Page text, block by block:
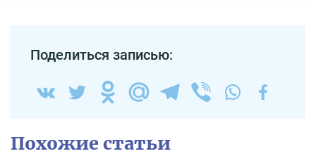
Поделиться записью:
Похожие статьи